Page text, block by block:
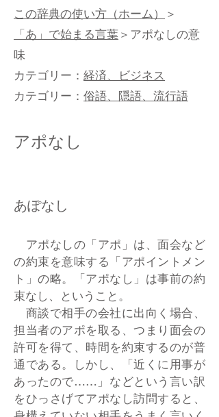
この辞典の使い方（ホーム）＞
「あ」で始まる言葉＞アポなしの意
味
カテゴリー： 経済、ビジネス
カテゴリー： 俗語、隠語、流行語
アポなし
あぽなし
アポなしの「アポ」は、面会など
の約束を意味する「アポイントメン
ト」の略。「アポなし」は事前の約
束なし、ということ。
商談で相手の会社に出向く場合、
担当者のアポを取る、つまり面会の
許可を得て、時間を約束するのが普
通である。しかし、「近くに用事が
あったので……」などという言い訳
をひっさげてアポなし訪問すると、